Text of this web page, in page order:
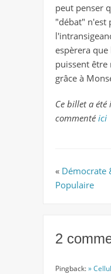
peut penser
"débat" n'est
espèrera
puissent
grâce à
Ce billet a
commenté ici
« Démocrate
Populaire
2
Pingback:»